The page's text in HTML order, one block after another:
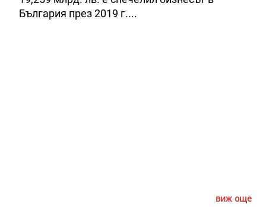
България през 2019 г....
виж още